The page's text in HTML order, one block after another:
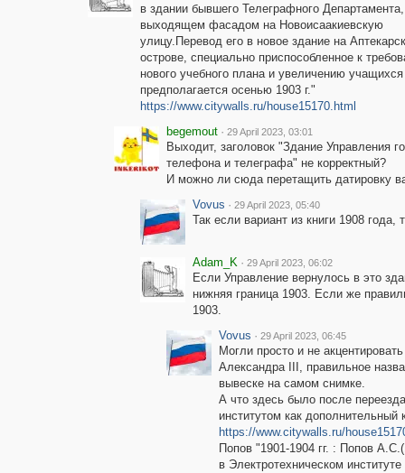
в здании бывшего Телеграфного Департамента,
выходящем фасадом на Новоисаакиевскую
улицу.Перевод его в новое здание на
острове, специально приспособленное к
нового учебного плана и увеличению учащихся
предполагается осенью 1903 г."
https://www.citywalls.ru/house15170.html
begemout · 29 April 2023, 03:01
Выходит, заголовок "Здание Управления
телефона и телеграфа" не корректный?
И можно ли сюда перетащить датировку
Vovus · 29 April 2023, 05:40
Так если вариант из книги 1908 года,
Adam_K · 29 April 2023, 06:02
Если Управление вернулось в это
нижняя граница 1903. Если же
1903.
Vovus · 29 April 2023, 06:45
Могли просто и не
Александра III, правильное
вывеске на самом снимке.
А что здесь было после
институтом как дополнительный
https://www.citywalls.ru/
Попов "1901-1904 гг. : Попов
в Электротехническом